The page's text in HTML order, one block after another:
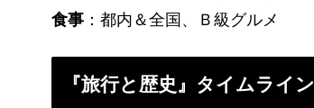
食事 ：都内＆全国、Ｂ級グルメ
『旅行と歴史』タイムライン